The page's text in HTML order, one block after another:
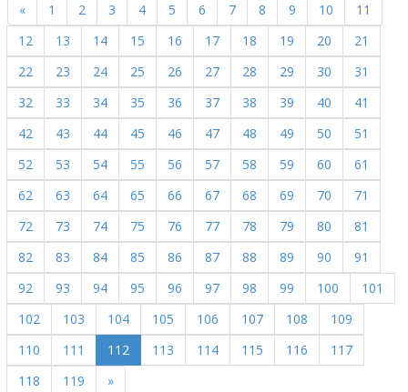
« 1 2 3 4 5 6 7 8 9 10
11
12
13 14 15 16 17 18 19 20
21
22
23 24 25 26 27 28 29 30
31
32
33 34 35 36 37 38 39 40
41
42
43 44 45 46 47 48 49 50
51
52
53 54 55 56 57 58 59 60
61
62
63 64 65 66 67 68 69 70
71
72
73 74 75 76 77 78 79 80
81
82
83 84 85 86 87 88 89 90
91
92
93 94 95 96 97 98 99 100
101
102
103 104 105 106 107 108
109
110
111 112 113 114 115 116
117
118
119 »